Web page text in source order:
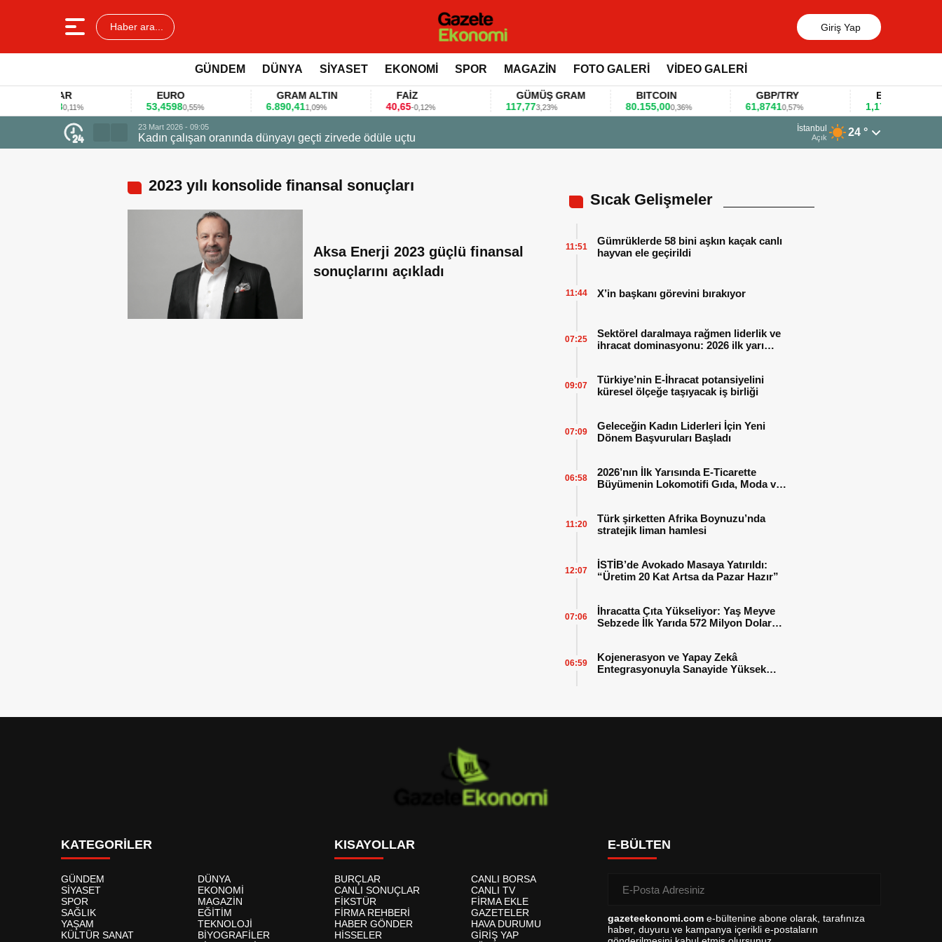
Haber ara... Giriş Yap
GÜNDEM DÜNYA SİYASET EKONOMİ SPOR MAGAZİN FOTO GALERİ VİDEO GALERİ
EURO
53,45980,55%
GRAM ALTIN
6.890,411,09%
40,65-0,12%
GÜMÜŞ GRAM
117,773,23%
BITCOIN
80.155,000,36%
GBP/TRY
61,87410,57%
EUR/USD
1,17810,47%
Firmalar gıda fuarlarını bu anket ile değerlendirdi
13 Mart 2026 - 06:55
Huawei
İstanbul
Açık 24 °
2023 yılı konsolide finansal sonuçları
Aksa Enerji 2023 güçlü finansal
sonuçlarını açıkladı
Sıcak Gelişmeler
Gümrüklerde 58 bini aşkın kaçak canlı
hayvan ele geçirildi
11:51
X’in başkanı görevini bırakıyor
11:44
Sektörel daralmaya rağmen liderlik ve
ihracat dominasyonu: 2026 ilk yarı
07:25
Türkiye’nin E-İhracat potansiyelini
küresel ölçeğe taşıyacak iş birliği
09:07
Geleceğin Kadın Liderleri İçin Yeni
Dönem Başvuruları Başladı
07:09
2026’nın İlk Yarısında E-Ticarette
Büyümenin Lokomotifi Gıda, Moda ve
06:58
Türk şirketten Afrika Boynuzu’nda
stratejik liman hamlesi
11:20
İSTİB’de Avokado Masaya Yatırıldı:
“Üretim 20 Kat Artsa da Pazar Hazır”
12:07
İhracatta Çıta Yükseliyor: Yaş Meyve
Sebzede İlk Yarıda 572 Milyon Dolar
07:06
Kojenerasyon ve Yapay Zekâ
Entegrasyonuyla Sanayide Yüksek
06:59
KATEGORİLER
GÜNDEM
DÜNYA
SİYASET
EKONOMİ
SPOR
MAGAZİN
SAĞLIK
EĞİTİM
YAŞAM
TEKNOLOJİ
KÜLTÜR SANAT
BİYOGRAFİLER
KISAYOLLAR
BURÇLAR
CANLI BORSA
CANLI SONUÇLAR
CANLI TV
FİKSTÜR
FİRMA EKLE
FİRMA REHBERİ
GAZETELER
HABER GÖNDER
HAVA DURUMU
HİSSELER
GİRİŞ YAP
E-BÜLTEN
gazeteekonomi.com e-bültenine abone olarak, tarafınıza
haber, duyuru ve kampanya içerikli e-postaların